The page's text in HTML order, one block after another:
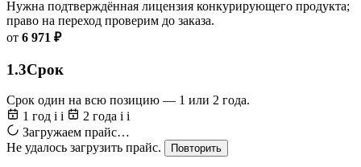
Нужна подтверждённая лицензия конкурирующего продукта;
право на переход проверим до заказа.
от 6 971 ₽
1.3Срок
Срок один на всю позицию — 1 или 2 года.
1 год i i 2 года i i
Загружаем прайс…
Не удалось загрузить прайс.
Повторить